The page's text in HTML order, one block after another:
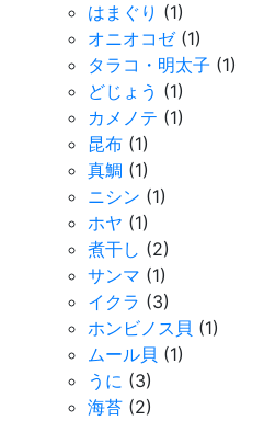
はまぐり (1)
オニオコゼ(1)
タラコ・明太子 (1)
どじょう (1)
カメノテ (1)
昆布 (1)
真鯛 (1)
ニシン (1)
ホヤ (1)
煮干し (2)
サンマ (1)
イクラ (3)
ホンビノス貝 (1)
ムール貝 (1)
うに (3)
海苔 (2)